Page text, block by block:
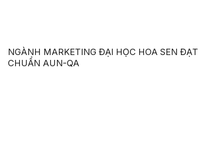
NGÀNH MARKETING ĐẠI HỌC HOA SEN ĐẠT
CHUẨN AUN-QA